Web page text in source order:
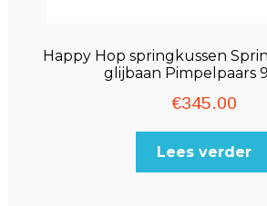
Happy Hop springkussen
glijbaan Pimpelpaars
€345.00
Lees verder